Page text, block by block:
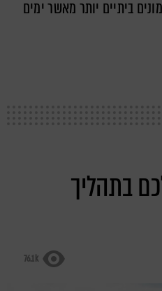
ביתיים יותר מאשר ימים
בתהליך
76.1k